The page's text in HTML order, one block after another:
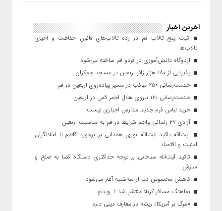
آخرین اخبار
ثبت پنج تالاب قم در رده تالاب‌های قانون حفاظت و احیای
تالاب‌ها
اردوگاه دانش‌آموزی در فردو قم ساخته می‌شود
پذیرایی از ۱۸۰ هزار زائر اربعین در مسجد جمکران
خدمت‌رسانی ۲۵۰ موکب در مسیر پیاده‌روی اربعین در قم
خدمت‌رسانی ۱۲۰ نیروی هلال احمر قمی در اربعین
خرید لباس فرم جدید مدارس اجباری نیست
آزادی ۲۷ زندانی واجد شرایط در قم به مناسبت اربعین
آیت‌الله تاکید آیت‌الله نوری همدانی بر برخورد قاطع با اخلالگران
امنیت و اقتصاد
تاکید آیت‌الله‌ سبحانی بر توجه حداکثری دستگاه قضا به صلح و
سازش
کاهش محسوس دما از سه‌شنبه آغاز می‌شود
نماهنگ مسافر کربلا منتشر شد + ویدئو
«مرگ بر آمریکا» ریشه در معارف دینی دارد